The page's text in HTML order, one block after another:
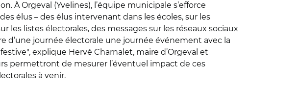
À Orgeval (Yvelines), l’équipe municipale s’efforce
élus – des élus intervenant dans les écoles, sur les
les listes électorales, des messages sur les réseaux sociaux
d’une journée électorale une journée événement avec la
explique Hervé Charnalet, maire d’Orgeval et
permettront de mesurer l’éventuel impact de ces
à venir.